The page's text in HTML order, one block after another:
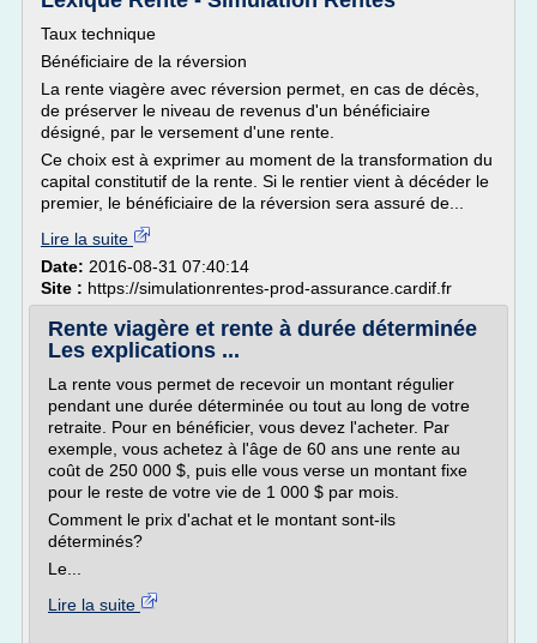
Taux technique
Bénéficiaire de la réversion
La rente viagère avec réversion permet, en cas de décès,
de préserver le niveau de revenus d'un bénéficiaire
désigné, par le versement d'une rente.
Ce choix est à exprimer au moment de la transformation du
capital constitutif de la rente. Si le rentier vient à décéder le
premier, le bénéficiaire de la réversion sera assuré de...
Lire la suite
Date: 2016-08-31 07:40:14
Site : https://simulationrentes-prod-assurance.cardif.fr
Rente viagère et rente à durée déterminée
Les explications ...
La rente vous permet de recevoir un montant régulier
pendant une durée déterminée ou tout au long de votre
retraite. Pour en bénéficier, vous devez l'acheter. Par
exemple, vous achetez à l'âge de 60 ans une rente au
coût de 250 000 $, puis elle vous verse un montant fixe
pour le reste de votre vie de 1 000 $ par mois.
Comment le prix d'achat et le montant sont-ils
déterminés?
Le...
Lire la suite